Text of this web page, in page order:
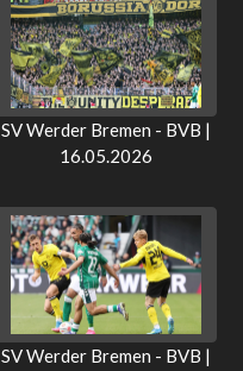
SV Werder Bremen - BVB |
16.05.2026
SV Werder Bremen - BVB |